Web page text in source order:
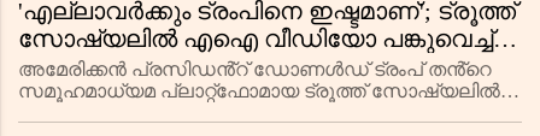
'എല്ലാവർക്കും ട്രംപിനെ ഇഷ്ടമാണ്'; ട്രൂത്ത്
സോഷ്യലിൽ എഐ വീഡിയോ പങ്കുവെച്ച്
അമേരിക്കൻ പ്രസിഡൻ്റ് ട്രംപ്; വൈറലായി
ദൃശ്യങ്ങൾ
അമേരിക്കൻ പ്രസിഡൻ്റ് ഡോണൾഡ് ട്രംപ് തൻ്റെ
സമൂഹമാധ്യമ പ്ലാറ്റ്‌ഫോമായ ട്രൂത്ത് സോഷ്യലിൽ